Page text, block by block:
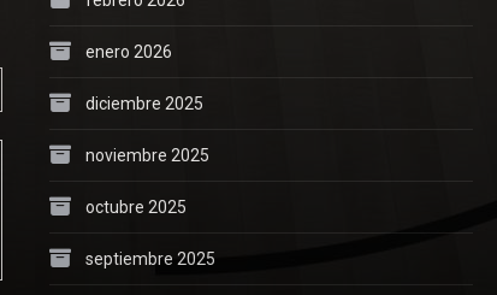
enero 2026
diciembre 2025
noviembre 2025
octubre 2025
septiembre 2025